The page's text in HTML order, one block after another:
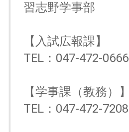
習志野学事部
【入試広報課】
TEL：047-472-0666
【学事課（教務）】
TEL：047-472-7208